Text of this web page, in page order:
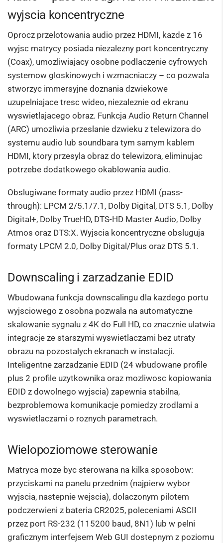
wyjscia koncentryczne
Oprocz przelotowania audio przez HDMI, kazde z 16
wyjsc matrycy posiada niezalezny port koncentryczny
(Coax), umozliwiajacy osobne podlaczenie cyfrowych
systemow gloskinowych i wzmacniaczy – co pozwala
stworzyc immersyjne doznania dzwiekowe
uzupelniajace tresc wideo, niezaleznie od ekranu
wyswietlajacego obraz. Funkcja Audio Return Channel
(ARC) umozliwia przeslanie dzwieku z telewizora do
systemu audio lub soundbara tym samym kablem
HDMI, ktory przesyla obraz do telewizora, eliminujac
potrzebe dodatkowego okablowania audio.
Obslugiwane formaty audio przez HDMI (pass-
through): LPCM 2/5.1/7.1, Dolby Digital, DTS 5.1, Dolby
Digital+, Dolby TrueHD, DTS-HD Master Audio, Dolby
Atmos oraz DTS:X. Wyjscia koncentryczne obsluguja
formaty LPCM 2.0, Dolby Digital/Plus oraz DTS 5.1.
Downscaling i zarzadzanie EDID
Wbudowana funkcja downscalingu dla kazdego portu
wyjsciowego z osobna pozwala na automatyczne
skalowanie sygnalu z 4K do Full HD, co znacznie ulatwia
integracje ze starszymi wyswietlaczami bez utraty
obrazu na pozostalych ekranach w instalacji.
Inteligentne zarzadzanie EDID (24 wbudowane profile
plus 2 profile uzytkownika oraz mozliwosc kopiowania
EDID z dowolnego wyjscia) zapewnia stabilna,
bezproblemowa komunikacje pomiedzy zrodlami a
wyswietlaczami o roznych parametrach.
Wielopoziomowe sterowanie
Matryca moze byc sterowana na kilka sposobow:
przyciskami na panelu przednim (najpierw wybor
wyjscia, nastepnie wejscia), dolaczonym pilotem
podczerwieni z bateria CR2025, poleceniami ASCII
przez port RS-232 (115200 baud, 8N1) lub w pelni
graficznym interfejsem Web GUI dostepnym z poziomu